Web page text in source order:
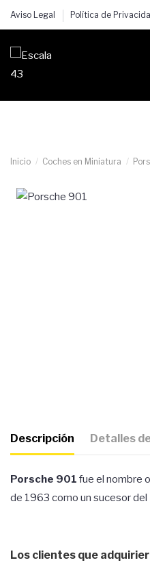
Aviso Legal Política de
Inicio Coches en Miniatura
Descripción Detalles
Porsche 901 fue el nombre
de 1963 como un sucesor
Los clientes que